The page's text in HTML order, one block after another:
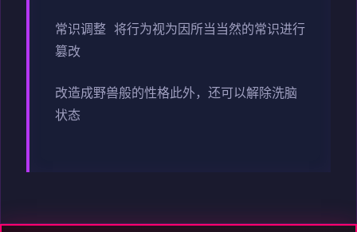
常识调整 将行为视为因所当当然的常识进行
篡改
改造成野兽般的性格此外，还可以解除洗脑
状态